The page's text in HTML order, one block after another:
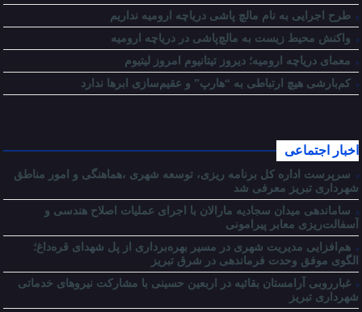
طرح اجرایی به نام مالچ پاشی دریاچه ارومیه نداریم
واکنش محیط زیست به مالچ‌پاشی در دریاچه ارومیه
معمای دریاچه ارومیه؛ دیروز تیتانیوم امروز لیتیوم
کم‌بارشی هیچ ارتباطی به “هارپ” و عقیم‌سازی ابرها ندارد
اخبار اجتماعی
سرپرست اداره کل برنامه ریزی، توسعه شهری ،هماهنگی و امور مناطق
شهرداری تبریز معرفی شد
ساماندهی میدان سجادیه مارالان با اجرای عملیات اصلاح هندسی و
آسفالت‌ریزی معابر پیرامونی
هم‌افزایی مدیریت شهری در مسیر بهره‌برداری از پل شهدای قره‌داغ؛
الگوی موفق وحدت فرماندهی در شرق تبریز
غبارروبی آرامستان بقائیه در اربعین حسینی با مشارکت نیروهای خدماتی
شهرداری تبریز